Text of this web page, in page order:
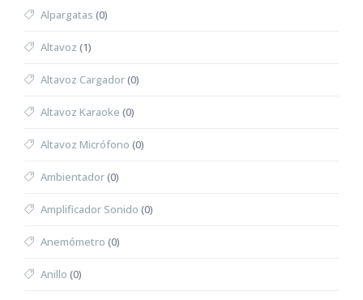
Alpargatas (0)
Altavoz (1)
Altavoz Cargador(0)
Altavoz Karaoke (0)
Altavoz Micrófono (0)
Ambientador(0)
Amplificador Sonido (0)
Anemómetro (0)
Anillo (0)